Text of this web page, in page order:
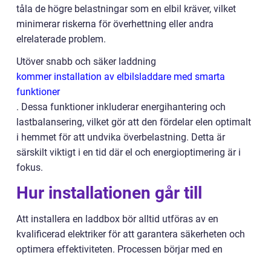
tåla de högre belastningar som en elbil kräver, vilket
minimerar riskerna för överhettning eller andra
elrelaterade problem.
Utöver snabb och säker laddning
kommer installation av elbilsladdare med smarta
funktioner
. Dessa funktioner inkluderar energihantering och
lastbalansering, vilket gör att den fördelar elen optimalt
i hemmet för att undvika överbelastning. Detta är
särskilt viktigt i en tid där el och energioptimering är i
fokus.
Hur installationen går till
Att installera en laddbox bör alltid utföras av en
kvalificerad elektriker för att garantera säkerheten och
optimera effektiviteten. Processen börjar med en